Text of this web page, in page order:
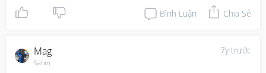
Bình Luận Chia Sẻ
7y trước
Mag
Sahm